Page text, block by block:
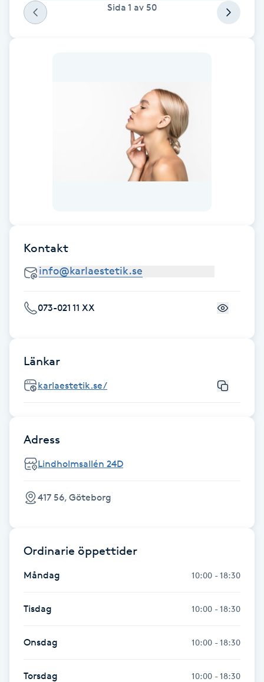
Healing
Hudföryngring
Hyperhidros
Hypnos
Hårbottenbehandling
Hårförlängning
Hårvård
Hälsprickor
Idrottsmassage
Sida 1 av 50
Kontakt
073-021 11 XX
Länkar
karlaestetik.se/
Adress
Lindholmsallén 24D
417 56, Göteborg
Ordinarie öppettider
Måndag 10:00 - 18:30
Tisdag 10:00 - 18:30
Onsdag 10:00 - 18:30
Torsdag 10:00 - 18:30